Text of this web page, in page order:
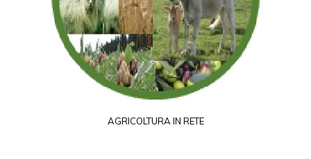
AGRICOLTURA IN RETE